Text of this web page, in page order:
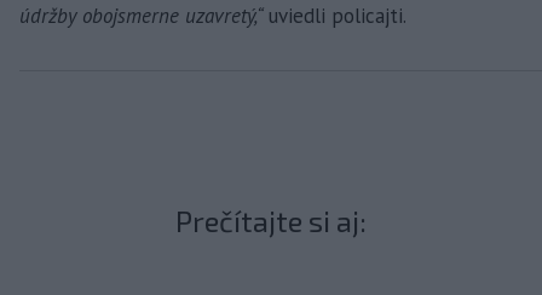
údržby obojsmerne uzavretý,“ uviedli policajti.
Prečítajte si aj: